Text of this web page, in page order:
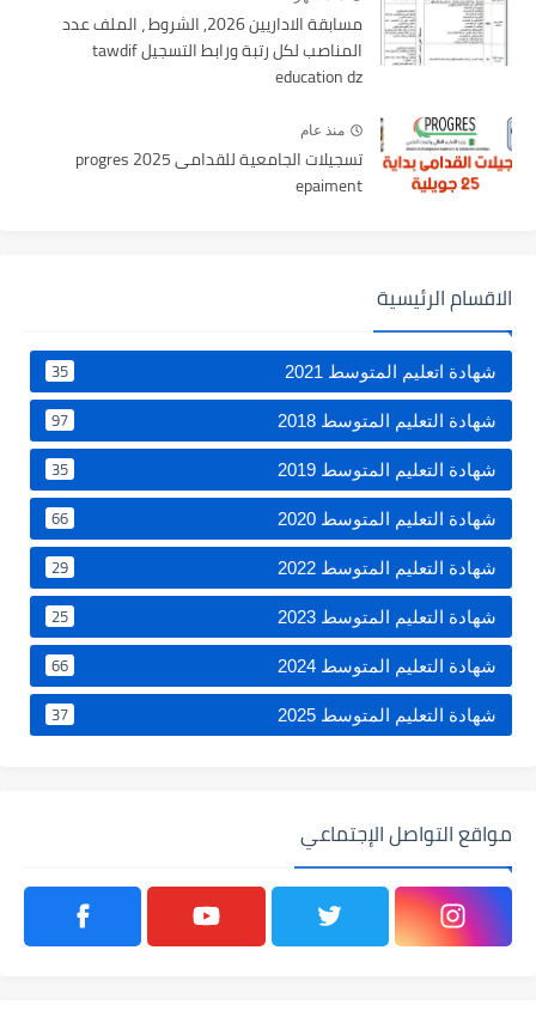
مسابقة الاداريين 2026, الشروط ، الملف عدد
المناصب لكل رتبة ورابط التسجيل tawdif
education dz
منذ عام
تسجيلات الجامعية للقدامى 2025 progres
epaiment
الاقسام الرئيسية
شهادة اتعليم المتوسط 2021 35
شهادة التعليم المتوسط 2018 97
شهادة التعليم المتوسط 2019 35
شهادة التعليم المتوسط 2020 66
شهادة التعليم المتوسط 2022 29
شهادة التعليم المتوسط 2023 25
شهادة التعليم المتوسط 2024 66
شهادة التعليم المتوسط 2025 37
مواقع التواصل الإجتماعي